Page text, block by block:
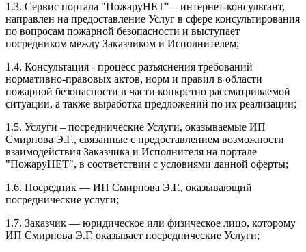
1.3. Сервис портала "ПожаруНЕТ" – интернет-консультант,
направлен на предоставление Услуг в сфере консультирования
по вопросам пожарной безопасности и выступает
посредником между Заказчиком и Исполнителем;
1.4. Консультация - процесс разъяснения требований
нормативно-правовых актов, норм и правил в области
пожарной безопасности в части конкретно рассматриваемой
ситуации, а также выработка предложений по их реализации;
1.5. Услуги – посреднические Услуги, оказываемые ИП
Смирнова Э.Г., связанные с предоставлением возможности
взаимодействия Заказчика и Исполнителя на портале
"ПожаруНЕТ", в соответствии с условиями данной оферты;
1.6. Посредник — ИП Смирнова Э.Г., оказывающий
посреднические услуги;
1.7. Заказчик — юридическое или физическое лицо, которому
ИП Смирнова Э.Г. оказывает посреднические Услуги;